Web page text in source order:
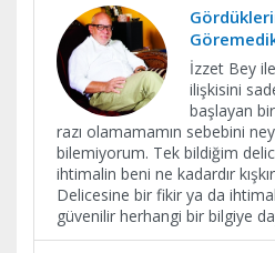
İzzet Bey ile
ilişkisini
başlayan
razı olamamamın sebebini
bilemiyorum. Tek bildiğim
ihtimalin beni ne kadardır
Delicesine bir fikir ya da
güvenilir herhangi bir bilgiye